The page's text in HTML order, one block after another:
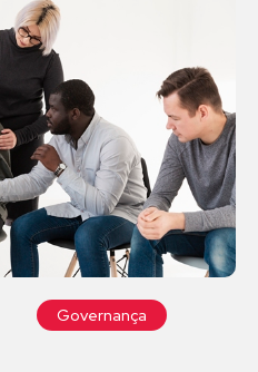
Governança